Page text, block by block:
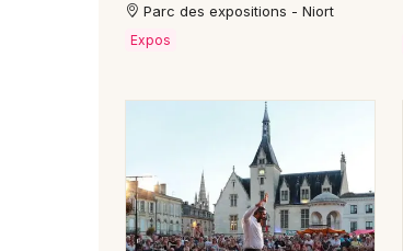
Parc des expositions - Niort
Expos